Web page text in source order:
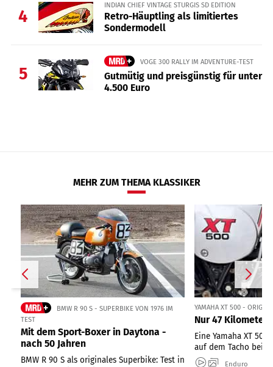
4
INDIAN CHIEF VINTAGE STURGIS SD EDITION
Retro-Häuptling als limitiertes
Sondermodell
5
VOGE 300 RALLY IM ADVENTURE-TEST
Gutmütig und preisgünstig für unter
4.500 Euro
MEHR ZUM THEMA KLASSIKER
BMW R 90 S - SUPERBIKE VON 1976 IM
TEST
Mit dem Sport-Boxer in Daytona -
nach 50 Jahren
BMW R 90 S als originales Superbike: Test in
YAMAHA XT 500 -
Nur 47 Kilometer
Eine Yamaha XT
auf dem Tacho bei
Enduro